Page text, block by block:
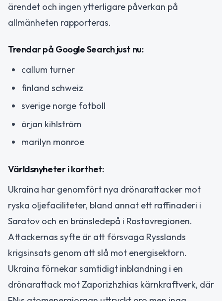
ärendet och ingen ytterligare påverkan på
allmänheten rapporteras.
Trendar på Google Search just nu:
callum turner
finland schweiz
sverige norge fotboll
örjan kihlström
marilyn monroe
Världsnyheter i korthet:
Ukraina har genomfört nya drönarattacker mot
ryska oljefaciliteter, bland annat ett raffinaderi i
Saratov och en bränsledepå i Rostovregionen.
Attackernas syfte är att försvaga Rysslands
krigsinsats genom att slå mot energisektorn.
Ukraina förnekar samtidigt inblandning i en
drönarattack mot Zaporizhzhias kärnkraftverk, där